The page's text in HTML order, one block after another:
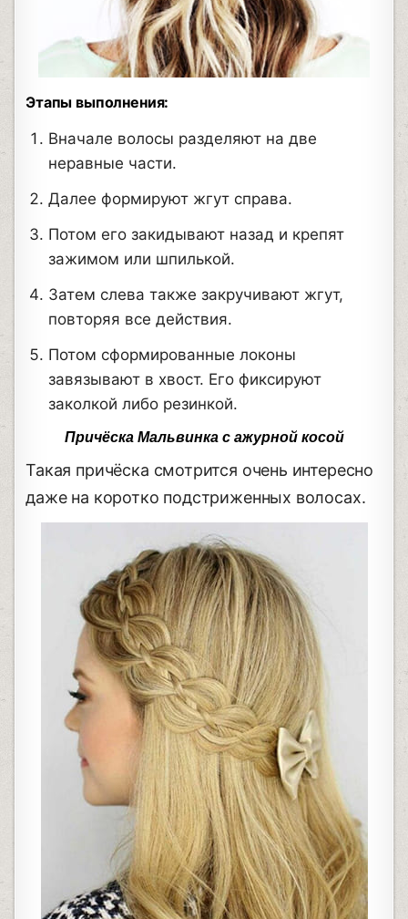
Этапы выполнения:
Вначале волосы разделяют на две
неравные части.
Далее формируют жгут справа.
Потом его закидывают назад и крепят
зажимом или шпилькой.
Затем слева также закручивают жгут,
повторяя все действия.
Потом сформированные локоны
завязывают в хвост. Его фиксируют
заколкой либо резинкой.
Причёска Мальвинка с ажурной косой
Такая причёска смотрится очень интересно
даже на коротко подстриженных волосах.